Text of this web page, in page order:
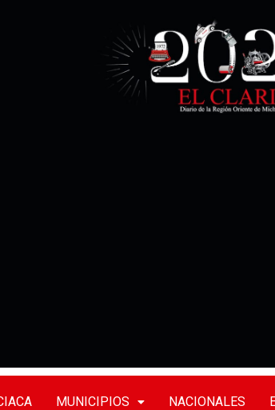
MUNICIPIOS NACIONALES